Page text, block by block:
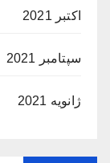
اکتبر 2021
سپتامبر 2021
ژانویه 2021